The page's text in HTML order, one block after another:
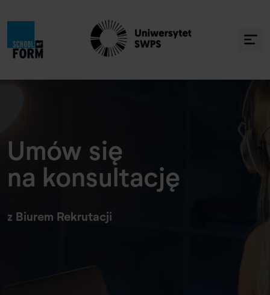
Umów się
na konsultację
z Biurem Rekrutacji